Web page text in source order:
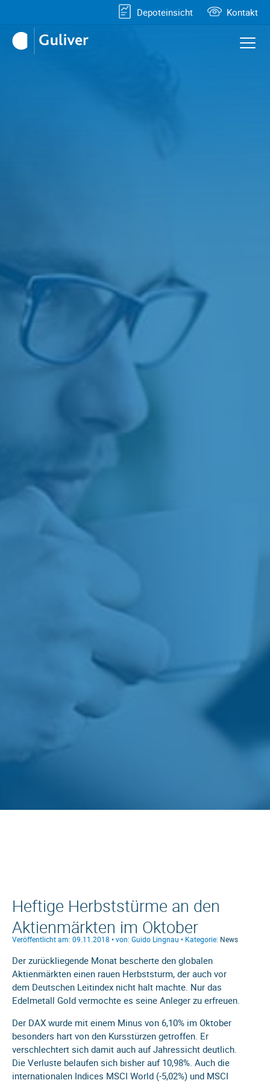
Depoteinsicht Kontakt
Heftige Herbststürme an den
Aktienmärkten im Oktober
Veröffentlicht am: 09.11.2018 • von: Guido Lingnau • Kategorie: News
Der zurückliegende Monat bescherte den globalen
Aktienmärkten einen rauen Herbststurm, der auch vor
dem Deutschen Leitindex nicht halt machte. Nur das
Edelmetall Gold vermochte es seine Anleger zu erfreuen.
Der DAX wurde mit einem Minus von 6,10% im Oktober
besonders hart von den Kursstürzen getroffen. Er
verschlechtert sich damit auch auf Jahressicht deutlich.
Die Verluste belaufen sich bisher auf 10,98%. Auch die
internationalen Indices MSCI World (-5,02%) und MSCI